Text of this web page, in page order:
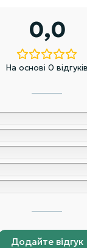
0,0
На основі 0 відгуків
Додайте відгук